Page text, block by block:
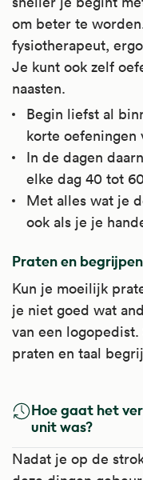
om beter te
fysiotherapeut,
Je kunt ook zelf
naasten.
Begin liefst al
korte oefeningen
In de dagen
elke dag 40 tot
Met alles wat je
ook als je je
Praten en begrijpen
Kun je moeilijk
je niet goed wat
van een
praten en taal
Hoe gaat het
unit was?
Nadat je op de